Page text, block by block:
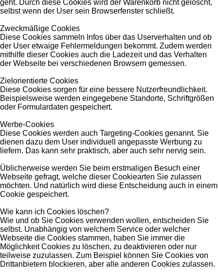
geht. Durch diese Cookies wird der Warenkorb nicht gelöscht,
selbst wenn der User sein Browserfenster schließt.
Zweckmäßige Cookies
Diese Cookies sammeln Infos über das Userverhalten und ob
der User etwaige Fehlermeldungen bekommt. Zudem werden
mithilfe dieser Cookies auch die Ladezeit und das Verhalten
der Webseite bei verschiedenen Browsern gemessen.
Zielorientierte Cookies
Diese Cookies sorgen für eine bessere Nutzerfreundlichkeit.
Beispielsweise werden eingegebene Standorte, Schriftgrößen
oder Formulardaten gespeichert.
Werbe-Cookies
Diese Cookies werden auch Targeting-Cookies genannt. Sie
dienen dazu dem User individuell angepasste Werbung zu
liefern. Das kann sehr praktisch, aber auch sehr nervig sein.
Üblicherweise werden Sie beim erstmaligen Besuch einer
Webseite gefragt, welche dieser Cookiearten Sie zulassen
möchten. Und natürlich wird diese Entscheidung auch in einem
Cookie gespeichert.
Wie kann ich Cookies löschen?
Wie und ob Sie Cookies verwenden wollen, entscheiden Sie
selbst. Unabhängig von welchem Service oder welcher
Webseite die Cookies stammen, haben Sie immer die
Möglichkeit Cookies zu löschen, zu deaktivieren oder nur
teilweise zuzulassen. Zum Beispiel können Sie Cookies von
Drittanbietern blockieren, aber alle anderen Cookies zulassen.